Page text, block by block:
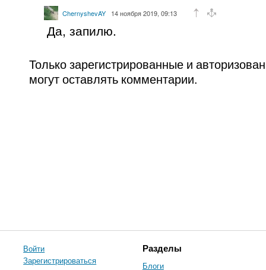
ChernyshevAY 14 ноября 2019, 09:13
Да, запилю.
Только зарегистрированные и
могут оставлять комментарии.
Войти
Зарегистрироваться
Разделы
Блоги